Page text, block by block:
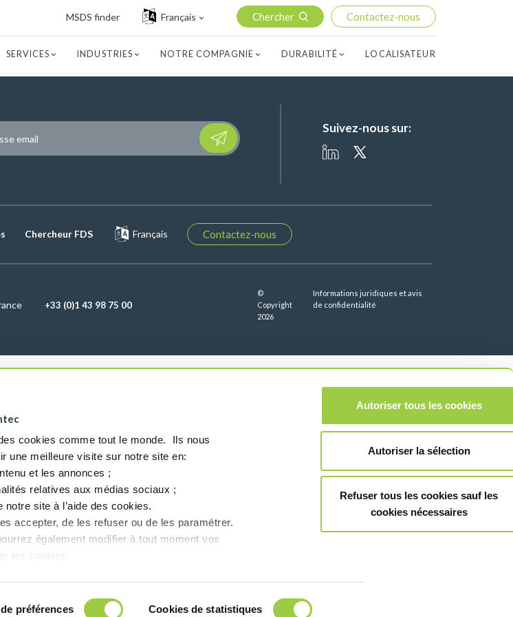
cookies comme tout le monde. ​ Ils nous
une meilleure visite sur notre site en:​
et les annonces ;​
relatives aux médias sociaux ;
site à l’aide des cookies.​
accepter, de les refuser ou de les paramétrer.​
également modifier à tout moment vos
les cookies.​
préférences Cookies de statistiques
Autoriser tous les cookies
Autoriser la sélection
Refuser tous les cookies sauf les
cookies nécessaires
MSDS finder Français Chercher Contactez-nous
SERVICES INDUSTRIES NOTRE COMPAGNIE DURABILITÉ LOCALISATEUR
Please leave this field empty. Suivez-nous sur:
Chercheur FDS Français Contactez-nous
+33 (0)1 43 98 75 00
©
Copyright
2026
Informations juridiques et avis
de confidentialité